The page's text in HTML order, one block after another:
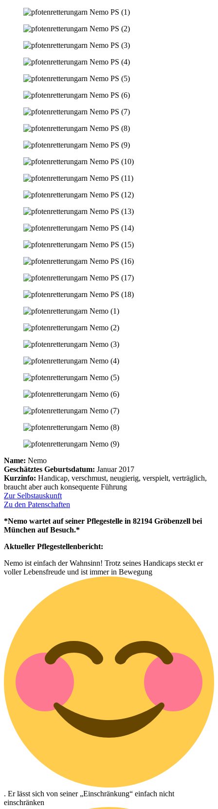
Name: Nemo
Geschätztes Geburtsdatum: Januar 2017
Kurzinfo: Handicap, verschmust, neugierig, verspielt, verträglich,
braucht aber auch konsequente Führung
Zur Selbstauskunft
Zu den Patenschaften
*Nemo wartet auf seiner Pflegestelle in 82194 Gröbenzell bei
München auf Besuch.*
Aktueller Pflegestellenbericht:
Nemo ist einfach der Wahnsinn! Trotz seines Handicaps steckt er
voller Lebensfreude und ist immer in Bewegung
. Er lässt sich von seiner „Einschränkung“ einfach nicht
einschränken